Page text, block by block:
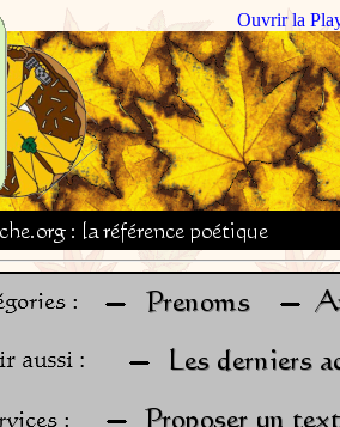
Ouvrir la